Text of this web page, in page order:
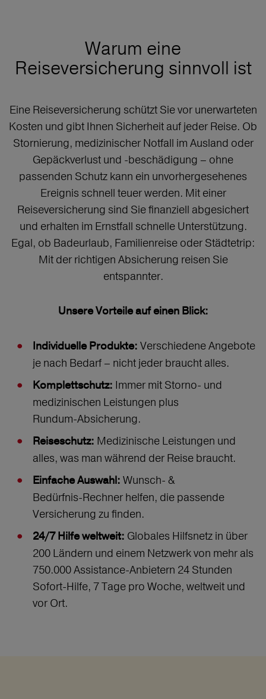
Warum eine
Reiseversicherung sinnvoll ist
Eine Reiseversicherung schützt Sie vor unerwarteten
Kosten und gibt Ihnen Sicherheit auf jeder Reise. Ob
Stornierung, medizinischer Notfall im Ausland oder
Gepäckverlust und -beschädigung – ohne
passenden Schutz kann ein unvorhergesehenes
Ereignis schnell teuer werden. Mit einer
Reiseversicherung sind Sie finanziell abgesichert
und erhalten im Ernstfall schnelle Unterstützung.
Egal, ob Badeurlaub, Familienreise oder Städtetrip:
Mit der richtigen Absicherung reisen Sie
entspannter.
Unsere Vorteile auf einen Blick:
Individuelle Produkte: Verschiedene Angebote
je nach Bedarf – nicht jeder braucht alles.
Komplettschutz: Immer mit Storno‑ und
medizinischen Leistungen plus
Rundum‑Absicherung.
Reiseschutz: Medizinische Leistungen und
alles, was man während der Reise braucht.
Einfache Auswahl: Wunsch‑ &
Bedürfnis‑Rechner helfen, die passende
Versicherung zu finden.
24/7 Hilfe weltweit: Globales Hilfsnetz in über
200 Ländern und einem Netzwerk von mehr als
750.000 Assistance-Anbietern 24 Stunden
Sofort-Hilfe, 7 Tage pro Woche, weltweit und
vor Ort.